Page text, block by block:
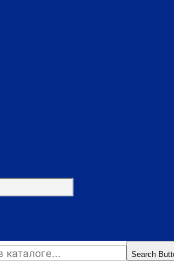
Search